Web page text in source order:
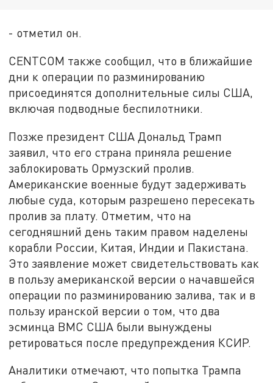
- отметил он.
CENTCOM также сообщил, что в ближайшие
дни к операции по разминированию
присоединятся дополнительные силы США,
включая подводные беспилотники.
Позже президент США Дональд Трамп
заявил, что его страна приняла решение
заблокировать Ормузский пролив.
Американские военные будут задерживать
любые суда, которым разрешено пересекать
пролив за плату. Отметим, что на
сегодняшний день таким правом наделены
корабли России, Китая, Индии и Пакистана.
Это заявление может свидетельствовать как
в пользу американской версии о начавшейся
операции по разминированию залива, так и в
пользу иранской версии о том, что два
эсминца ВМС США были вынуждены
ретироваться после предупреждения КСИР.
Аналитики отмечают, что попытка Трампа